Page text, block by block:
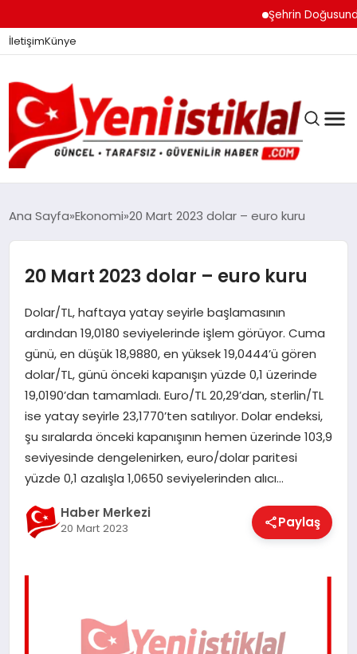
Şehrin
İletişimKünye
DÜNYA
EĞITIM
EKONOMI
Ana Sayfa Ekonomi 20 Mart 2023 dolar – euro kuru
20 Mart 2023 dolar – euro kuru
Dolar/TL, haftaya yatay seyirle başlamasının
ardından 19,0180 seviyelerinde işlem görüyor. Cuma
günü, en düşük 18,9880, en yüksek 19,0444’ü gören
dolar/TL, günü önceki kapanışın yüzde 0,1 üzerinde
19,0190’dan tamamladı. Euro/TL 20,29’dan, sterlin/TL
ise yatay seyirle 23,1770’ten satılıyor. Dolar endeksi,
şu sıralarda önceki kapanışının hemen üzerinde 103,9
seviyesinde dengelenirken, euro/dolar paritesi
yüzde 0,1 azalışla 1,0650 seviyelerinden alıcı…
Haber Merkezi
20 Mart 2023 Paylaş